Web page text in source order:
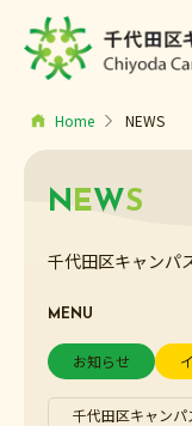
Home NEWS
NEWS
千代田区キャンパ
MENU
お知らせ
千代田区キャンパ